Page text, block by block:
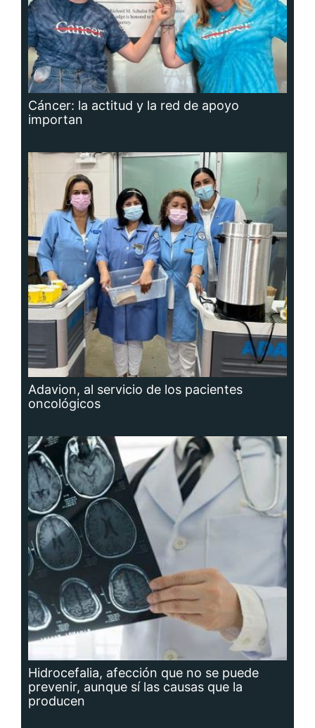
Cáncer: la actitud y la red de apoyo
importan
Adavion, al servicio de los pacientes
oncológicos
Hidrocefalia, afección que no se puede
prevenir, aunque sí las causas que la
producen